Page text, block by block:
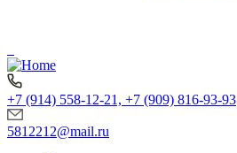
+7 (914) 558-12-21, +7 (909) 816-93-93
5812212@mail.ru